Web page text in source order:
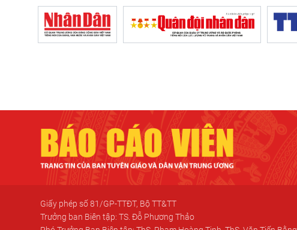
Giấy phép số 81/GP-TTĐT, Bộ TT&TT
Trưởng ban Biên tập: TS. Đỗ Phương Thảo